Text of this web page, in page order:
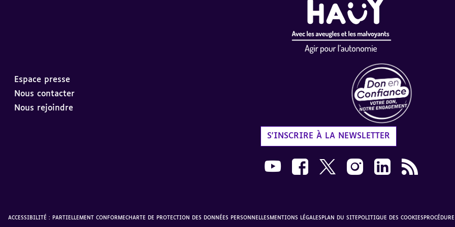
Espace presse
Nous contacter
Nous rejoindre
S'INSCRIRE À LA NEWSLETTER
Nous suivre sur Youtube AVH dans une nouvelle
Nous suivre sur Facebook AVH dans une
Nous suivre sur X AVH dans une
Nous suivre sur Instagram
Nous suivre sur
Flux RSS
ACCESSIBILITÉ : PARTIELLEMENT CONFORMECHARTE DE PROTECTION DES DONNÉES PERSONNELLESMENTIONS LÉGALES PLAN DU SITE POLITIQUE DES COOKIES